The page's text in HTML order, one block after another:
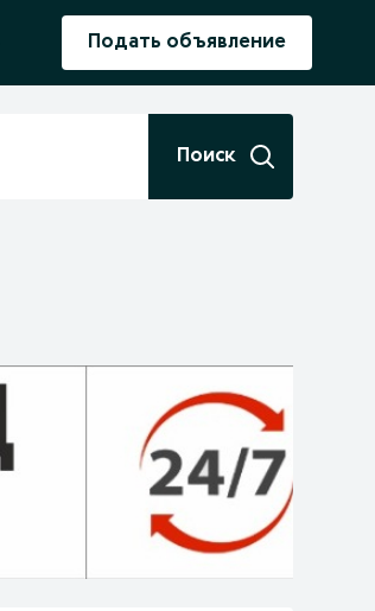
Подать объявление
Поиск